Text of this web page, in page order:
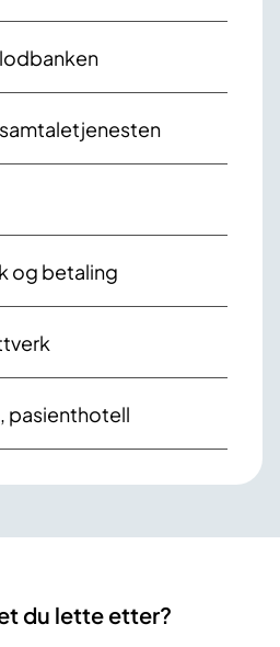
og betaling
pasienthotell
du lette etter?